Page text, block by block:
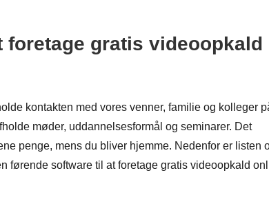
foretage gratis videoopkald
kontakten med vores venner, familie og kolleger
møder, uddannelsesformål og seminarer. Det
penge, mens du bliver hjemme. Nedenfor er listen
førende software til at foretage gratis videoopkald